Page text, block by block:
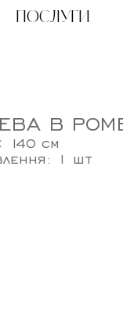
ПОСЛУГИ
В
140 см
1 шт